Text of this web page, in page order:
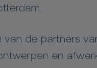
de partners
en